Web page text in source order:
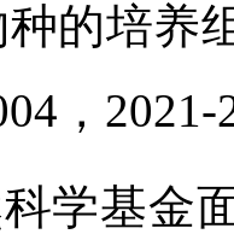
的培养
，
学基金